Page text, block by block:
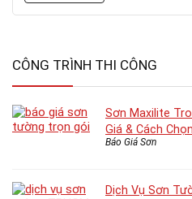
CÔNG TRÌNH THI CÔNG
Sơn Maxilite
Giá & Cách
Báo Giá Sơn
Dịch Vụ Sơn